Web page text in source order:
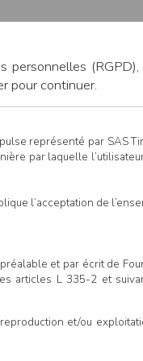
personnelles
pour continuer.
représenté par SAS
par laquelle
l’acceptation de
et par écrit de
articles L 335-2 et
et/ou